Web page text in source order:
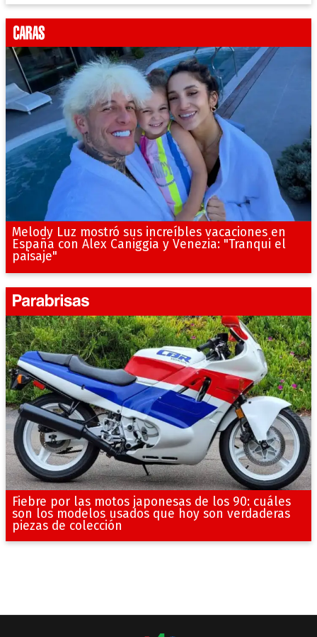
Melody Luz mostró sus increíbles vacaciones en
España con Alex Caniggia y Venezia: "Tranqui el
paisaje"
Fiebre por las motos japonesas de los 90: cuáles
son los modelos usados que hoy son verdaderas
piezas de colección